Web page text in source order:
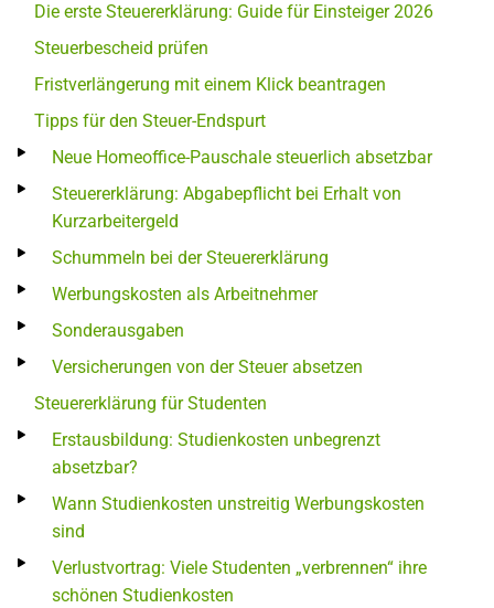
Die erste Steuererklärung: Guide für Einsteiger 2026
Steuerbescheid prüfen
Fristverlängerung mit einem Klick beantragen
Tipps für den Steuer-Endspurt
Neue Homeoffice-Pauschale steuerlich absetzbar
Steuererklärung: Abgabepflicht bei Erhalt von
Kurzarbeitergeld
Schummeln bei der Steuererklärung
Werbungskosten als Arbeitnehmer
Sonderausgaben
Versicherungen von der Steuer absetzen
Steuererklärung für Studenten
Erstausbildung: Studienkosten unbegrenzt
absetzbar?
Wann Studienkosten unstreitig Werbungskosten
sind
Verlustvortrag: Viele Studenten „verbrennen“ ihre
schönen Studienkosten